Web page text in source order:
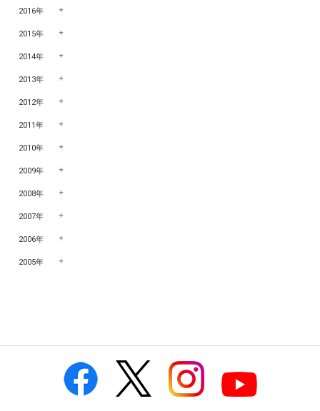
2016年
2015年
2014年
2013年
2012年
2011年
2010年
2009年
2008年
2007年
2006年
2005年